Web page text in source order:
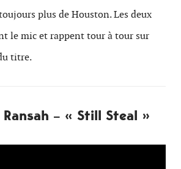
plus de Houston. Les deux
le mic et rappent tour à tour sur
titre.
Ransah – « Still Steal »